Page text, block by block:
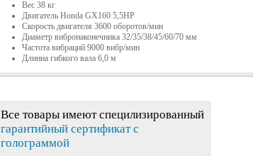
Вес 38 кг
Двигатель Honda GX160 5,5HP
Скорость двигателя 3600 оборотов/мин
Диаметр вибронаконечника 32/35/38/45/60/70 мм
Частота вибраций 9000 вибр/мин
Длинна гибкого вала 6,0 м
Все товары имеют специлизированный
гарантийный сертификат с
голограммой